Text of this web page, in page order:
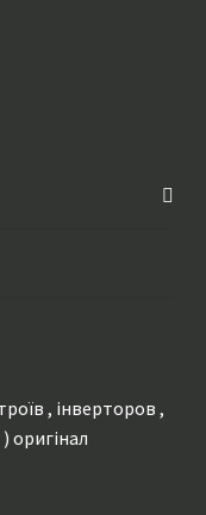
, інверторов ,
оригінал